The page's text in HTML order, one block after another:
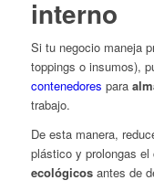
interno
Si tu negocio maneja
toppings o insumos),
contenedores para
trabajo.
De esta manera,
plástico y prolongas
ecológicosantes de